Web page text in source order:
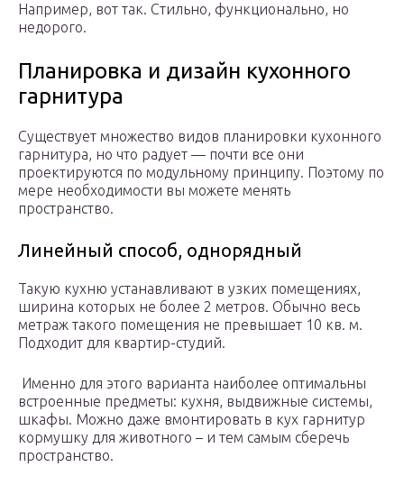
Например, вот так. Стильно, функционально, но
недорого.
Планировка и дизайн кухонного
гарнитура
Существует множество видов планировки кухонного
гарнитура, но что радует — почти все они
проектируются по модульному принципу. Поэтому по
мере необходимости вы можете менять
пространство.
Линейный способ, однорядный
Такую кухню устанавливают в узких помещениях,
ширина которых не более 2 метров. Обычно весь
метраж такого помещения не превышает 10 кв. м.
Подходит для квартир-студий.
Именно для этого варианта наиболее оптимальны
встроенные предметы: кухня, выдвижные системы,
шкафы. Можно даже вмонтировать в кух гарнитур
кормушку для животного – и тем самым сберечь
пространство.